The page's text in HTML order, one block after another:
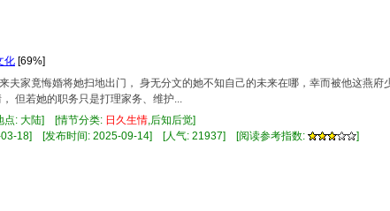
化 [69%]
夫家竟悔婚将她扫地出门， 身无分文的她不知自己的未来在哪，幸而被他这燕
但若她的职务只是打理家务、维护...
点: 大陆] [情节分类: 日久 生情 ,后知后觉]
18] [发布时间: 2025-09-14] [人气: 21937] [阅读参考指数:
]